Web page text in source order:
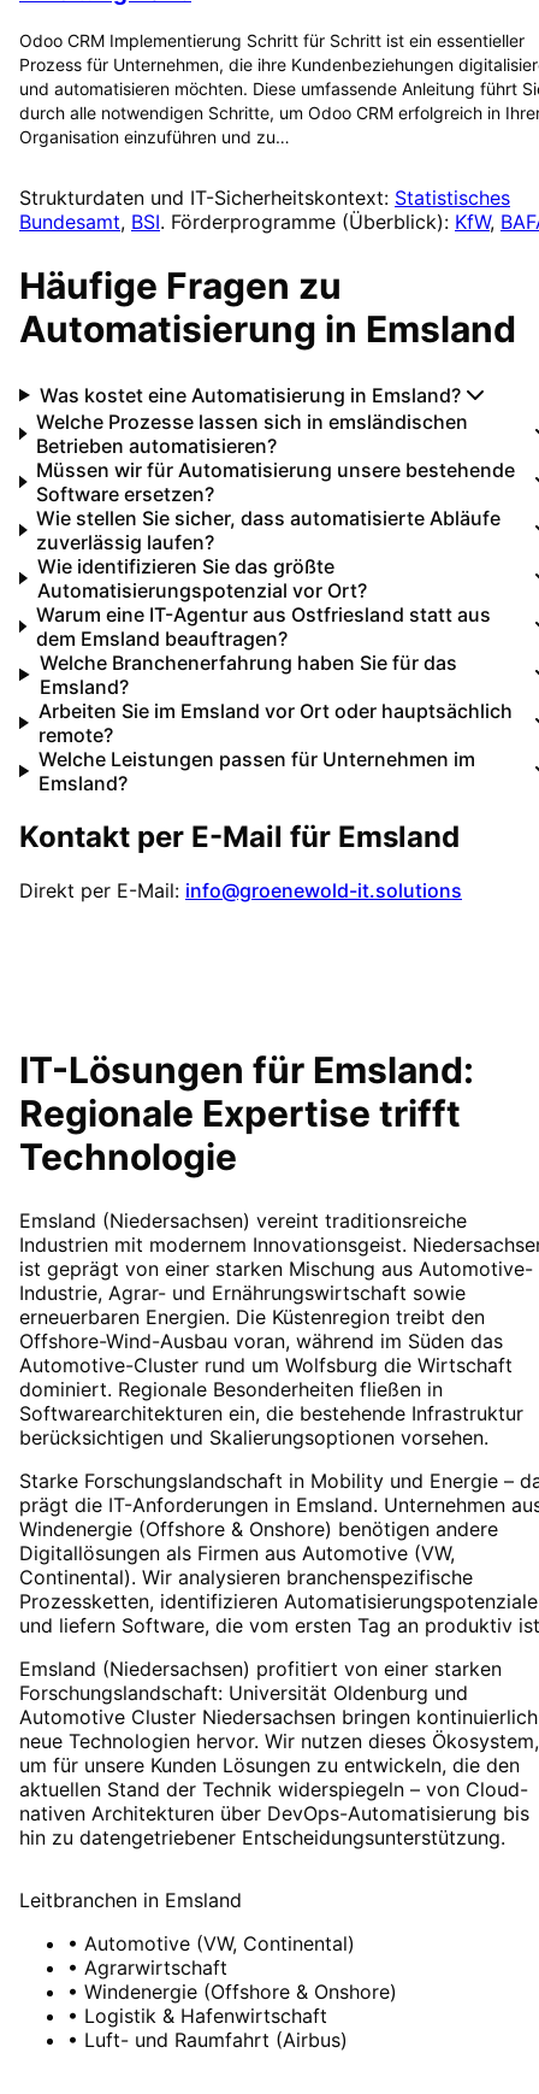
Odoo CRM Implementierung Schritt für Schritt ist ein essentieller
Prozess für Unternehmen, die ihre Kundenbeziehungen
und automatisieren möchten. Diese umfassende Anleitung führt
durch alle notwendigen Schritte, um Odoo CRM erfolgreich in
Organisation einzuführen und zu…
Strukturdaten und IT-Sicherheitskontext: Statistisches
Bundesamt, BSI. Förderprogramme (Überblick): KfW,
Häufige Fragen zu
Automatisierung in Emsland
Was kostet eine Automatisierung in Emsland?
Welche Prozesse lassen sich in emsländischen
Betrieben automatisieren?
Müssen wir für Automatisierung unsere bestehende
Software ersetzen?
Wie stellen Sie sicher, dass automatisierte Abläufe
zuverlässig laufen?
Wie identifizieren Sie das größte
Automatisierungspotenzial vor Ort?
Warum eine IT-Agentur aus Ostfriesland statt aus
dem Emsland beauftragen?
Welche Branchenerfahrung haben Sie für das
Emsland?
Arbeiten Sie im Emsland vor Ort oder hauptsächlich
remote?
Welche Leistungen passen für Unternehmen im
Emsland?
Kontakt per E-Mail für Emsland
Direkt per E-Mail: info@groenewold-it.solutions
IT-Lösungen für Emsland:
Regionale Expertise trifft
Technologie
Emsland (Niedersachsen) vereint traditionsreiche
Industrien mit modernem Innovationsgeist.
ist geprägt von einer starken Mischung aus Automotive-
Industrie, Agrar- und Ernährungswirtschaft sowie
erneuerbaren Energien. Die Küstenregion treibt den
Offshore-Wind-Ausbau voran, während im Süden das
Automotive-Cluster rund um Wolfsburg die Wirtschaft
dominiert. Regionale Besonderheiten fließen in
Softwarearchitekturen ein, die bestehende Infrastruktur
berücksichtigen und Skalierungsoptionen vorsehen.
Starke Forschungslandschaft in Mobility und Energie –
prägt die IT-Anforderungen in Emsland. Unternehmen
Windenergie (Offshore & Onshore) benötigen andere
Digitallösungen als Firmen aus Automotive (VW,
Continental). Wir analysieren branchenspezifische
Prozessketten, identifizieren Automatisierungspotenziale
und liefern Software, die vom ersten Tag an produktiv
Emsland (Niedersachsen) profitiert von einer starken
Forschungslandschaft: Universität Oldenburg und
Automotive Cluster Niedersachsen bringen kontinuierlich
neue Technologien hervor. Wir nutzen dieses Ökosystem,
um für unsere Kunden Lösungen zu entwickeln, die den
aktuellen Stand der Technik widerspiegeln – von Cloud-
nativen Architekturen über DevOps-Automatisierung bis
hin zu datengetriebener Entscheidungsunterstützung.
Leitbranchen in Emsland
• Automotive (VW, Continental)
• Agrarwirtschaft
• Windenergie (Offshore & Onshore)
• Logistik & Hafenwirtschaft
• Luft- und Raumfahrt (Airbus)